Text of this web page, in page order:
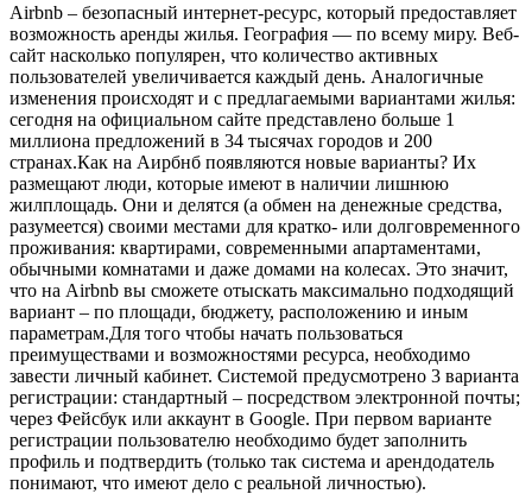
Airbnb – безопасный интернет-ресурс, который предоставляет
возможность аренды жилья. География — по всему миру. Веб-
сайт насколько популярен, что количество активных
пользователей увеличивается каждый день. Аналогичные
изменения происходят и с предлагаемыми вариантами жилья:
сегодня на официальном сайте представлено больше 1
миллиона предложений в 34 тысячах городов и 200
странах.Как на Аирбнб появляются новые варианты? Их
размещают люди, которые имеют в наличии лишнюю
жилплощадь. Они и делятся (а обмен на денежные средства,
разумеется) своими местами для кратко- или долговременного
проживания: квартирами, современными апартаментами,
обычными комнатами и даже домами на колесах. Это значит,
что на Airbnb вы сможете отыскать максимально подходящий
вариант – по площади, бюджету, расположению и иным
параметрам.Для того чтобы начать пользоваться
преимуществами и возможностями ресурса, необходимо
завести личный кабинет. Системой предусмотрено 3 варианта
регистрации: стандартный – посредством электронной почты;
через Фейсбук или аккаунт в Google. При первом варианте
регистрации пользователю необходимо будет заполнить
профиль и подтвердить (только так система и арендодатель
понимают, что имеют дело с реальной личностью).